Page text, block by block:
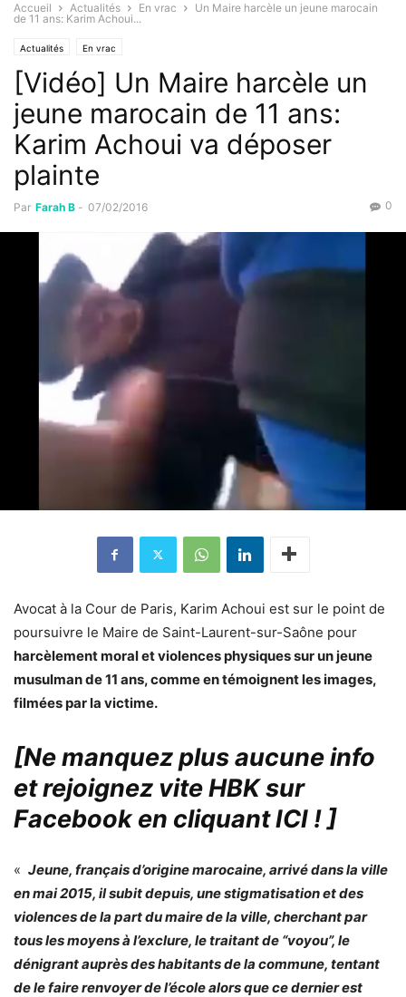
Accueil Actualités En vrac
Un Maire harcèle un jeune marocain
de 11 ans: Karim Achoui...
Actualités En vrac
[Vidéo] Un Maire harcèle un
jeune marocain de 11 ans:
Karim Achoui va déposer
plainte
Par Farah B - 07/02/2016 0
Avocat à la Cour de Paris, Karim Achoui est sur le point de
poursuivre le Maire de Saint-Laurent-sur-Saône pour
harcèlement moral et violences physiques sur un jeune
musulman de 11 ans, comme en témoignent les images,
filmées par la victime.
[Ne manquez plus aucune info
et rejoignez vite HBK sur
Facebook en cliquant ICI !]
« Jeune, français d’origine marocaine, arrivé dans la ville
en mai 2015, il subit depuis, une stigmatisation et des
violences de la part du maire de la ville, cherchant par
tous les moyens à l’exclure, le traitant de “voyou”, le
dénigrant auprès des habitants de la commune, tentant
de le faire renvoyer de l’école alors que ce dernier est